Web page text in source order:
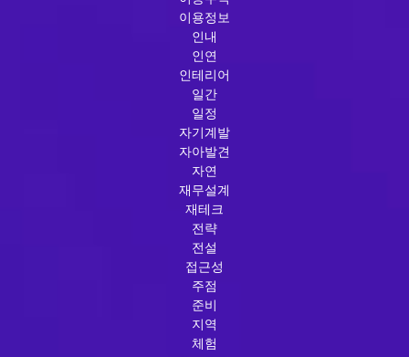
이용정보
인내
인연
인테리어
일간
일정
자기계발
자아발견
자연
재무설계
재테크
전략
전설
접근성
주점
준비
지역
체험